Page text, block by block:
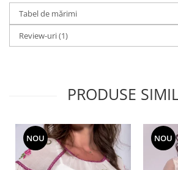
Tabel de mărimi
Review-uri(1)
PRODUSE
NOU NOU